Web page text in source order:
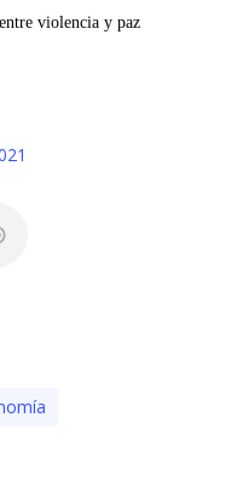
violencia y paz